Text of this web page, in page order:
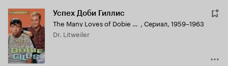
Успех Доби Гиллис
The Many Loves of Dobie Gillis , Сериал, 1959–1963
Dr. Litweiler